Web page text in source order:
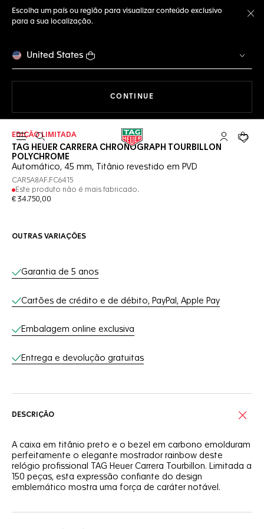
Escolha um país ou região para visualizar conteúdo exclusivo
para a sua localização.
United States
CONTINUE
Abrir a busca Conta My
Seu
EDIÇÃO LIMITADA
TAG HEUER CARRERA CHRONOGRAPH TOURBILLON
POLYCHROME
Automático, 45 mm, Titânio revestido em PVD
CAR5A8AF.FC6415
Este produto não é mais fabricado.
€ 34.750,00
OUTRAS VARIAÇÕES
Serviços on-line
Garantia de 5 anos
Cartões de crédito e de débito, PayPal, Apple Pay
Embalagem online exclusiva
Entrega e devolução gratuitas
DESCRIÇÃO
A caixa em titânio preto e o bezel em carbono emolduram
perfeitamente o elegante mostrador rainbow deste
relógio profissional TAG Heuer Carrera Tourbillon. Limitada a
150 peças, esta expressão confiante do design
emblemático mostra uma força de caráter notável.